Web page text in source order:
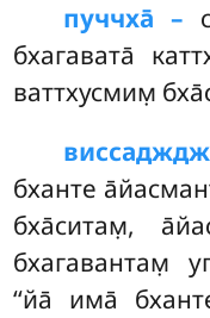
пуччха̄ –
бхагавата̄
ваттхусмим̣
бханте
бха̄ситам̣,
бхагавантам̣
‘‘йа̄ има̄